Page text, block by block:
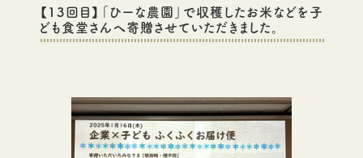
【13回目】「ひーな農園」で収穫したお米などを子
ども食堂さんへ寄贈させていただきました。